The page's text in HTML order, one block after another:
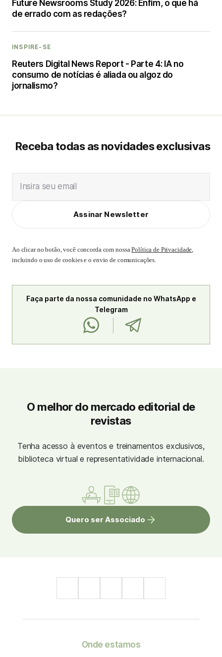
Future Newsrooms Study 2026: Enfim, o que há
de errado com as redações?
INSPIRE-SE
Reuters Digital News Report - Parte 4: IA no
consumo de notícias é aliada ou algoz do
jornalismo?
Receba todas as novidades exclusivas
Insira seu email
Assinar Newsletter
Ao clicar no botão, você concorda com nossaPolítica de Privacidade,
incluindo o uso de cookies e o envio de comunicações.
Faça parte da nossa comunidade no WhatsApp e
Telegram
O melhor do mercado editorial de
revistas
Tenha acesso à eventos e treinamentos exclusivos,
biblioteca virtual e representatividade internacional.
Quero ser Associado
Onde estamos